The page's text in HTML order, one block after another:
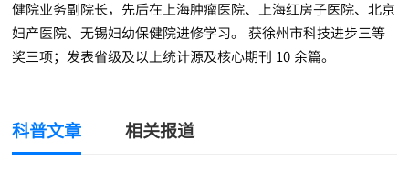
健院业务副院长，先后在上海肿瘤医院、上海红房子医院、北京
妇产医院、无锡妇幼保健院进修学习。 获徐州市科技进步三等
奖三项；发表省级及以上统计源及核心期刊 10 余篇。
科普文章 相关报道